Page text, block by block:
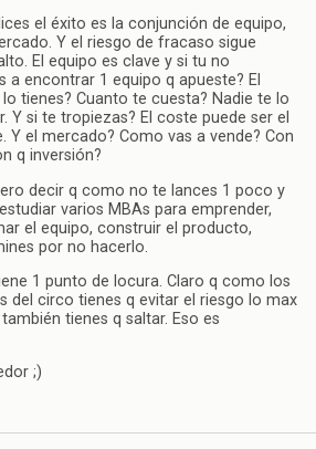
el éxito es la conjunción de equipo,
Y el riesgo de fracaso sigue
El equipo es clave y si tu no
a encontrar 1 equipo q apueste? El
tienes? Cuanto te cuesta? Nadie te lo
Y si te tropiezas? El coste puede ser el
Y el mercado? Como vas a vende? Con
q inversión?
decir q como no te lances 1 poco y
varios MBAs para emprender,
el equipo, construir el producto,
por no hacerlo.
1 punto de locura. Claro q como los
del circo tienes q evitar el riesgo lo max
tienes q saltar. Eso es
;)